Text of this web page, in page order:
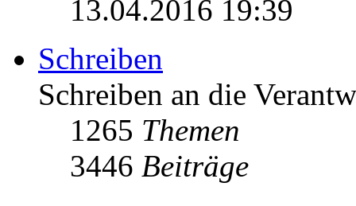
13.04.2016 19:39
Schreiben
Schreiben an die
1265 Themen
3446 Beiträge